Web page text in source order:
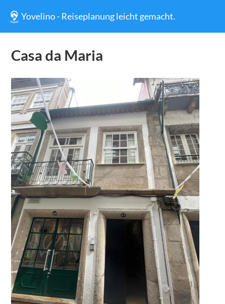
Yovelino - Reiseplanung leicht gemacht.
Casa da Maria